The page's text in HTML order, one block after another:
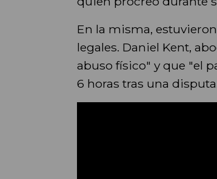
En la misma,
legales. Daniel Kent,
abuso físico" y que "el
6 horas tras una